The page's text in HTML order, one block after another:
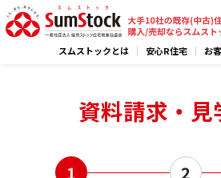
スムストックとは 安心R住宅 お
資料請求・見